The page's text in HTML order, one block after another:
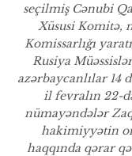
seçilmiş Cənubi
Xüsusi Komitə,
Komissarlığı
Rusiya
azərbaycanlılar 14
il fevralın 22-
nümayəndələr
hakimiyyətin
haqqında qərar